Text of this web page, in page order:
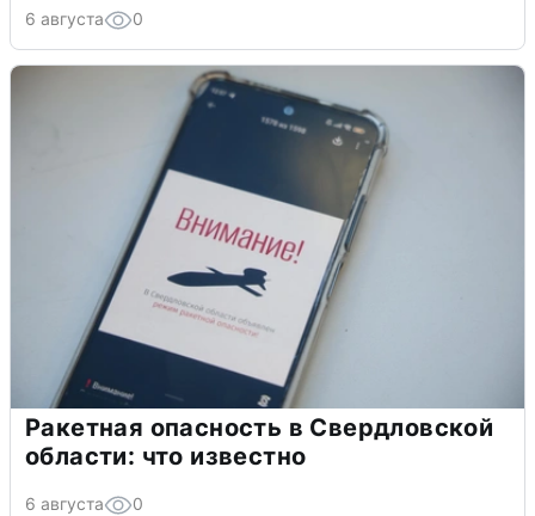
6 августа 0
Ракетная опасность в Свердловской
области: что известно
6 августа 0